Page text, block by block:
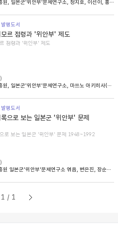
한국여성인권진흥원, 일본군'위안부'문제연구소, 정지호, 이선이, 홍영미, 김승래
행도서
모르 점령과 '위안부' 제도
점령과 '위안부' 제도
한국여성인권진흥원, 일본군'위안부'문제연구소, 마쓰노 아키히사(松野明久), 이승희
행도서
으로 보는 일본군 '위안부' 문제
로 보는 일본군 '위안부' 문제 1948~1992
한국여성인권진흥원 일본군'위안부'문제연구소 엮음, 변은진, 장순순, 이태규 옮김
1/1